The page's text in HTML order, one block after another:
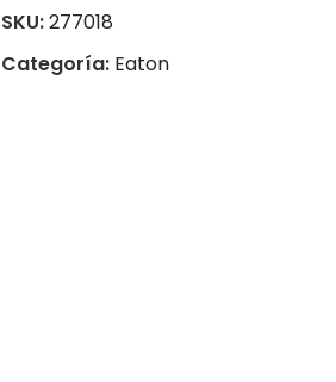
SKU:277018
Categoría: Eaton